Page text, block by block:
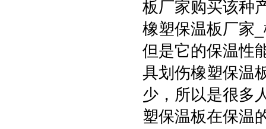
板厂家购买该种
橡塑保温板厂家
但是它的保温性
具划伤橡塑保温
少，所以是很多
塑保温板在保温